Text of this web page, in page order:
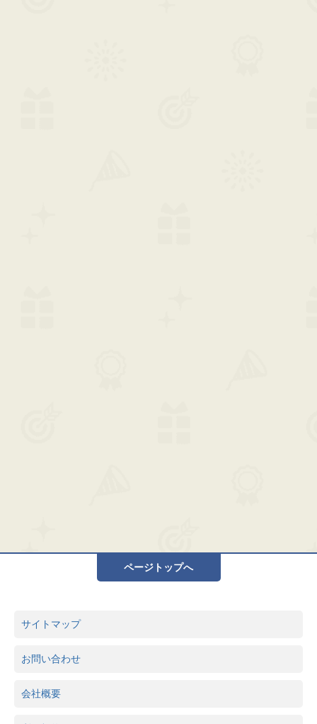
ページトップへ
サイトマップ
お問い合わせ
会社概要